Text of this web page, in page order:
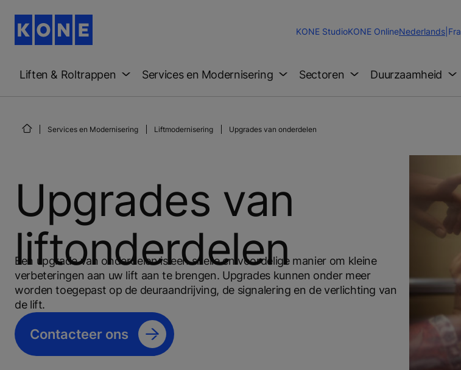
KONE StudioKONE OnlineChange
Nederlands
Liften & Roltrappen Services en Modernisering Sectoren Duurzaamheid
Services en Modernisering Liftmodernisering Upgrades van onderdelen
Upgrades van
liftonderdelen
Een upgrade van onderdelen is een snelle en voordelige manier om kleine
verbeteringen aan uw lift aan te brengen. Upgrades kunnen onder meer
worden toegepast op de deuraandrijving, de signalering en de verlichting van
de lift.
Contacteer ons